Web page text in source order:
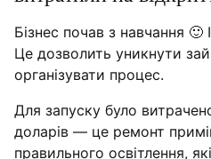
Бізнес почав з навчання
Це дозволить уникнути
організувати процес.
Для запуску було
доларів — це ремонт
правильного освітлення,